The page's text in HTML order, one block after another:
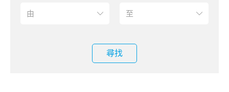
尋找